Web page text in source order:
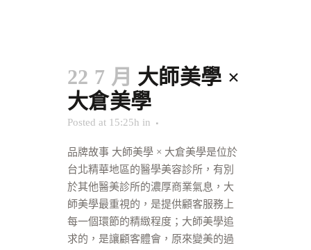
22 7 月 大師美學 ×
大倉美學
Posted at 15:25h in
品牌故事 大師美學 × 大倉美學是位於
台北精華地區的醫學美容診所，有別
於其他醫美診所的濃厚商業氣息，大
師美學最重視的，是提供顧客服務上
每一個環節的精緻程度；大師美學追
求的，是讓顧客體會，原來變美的過